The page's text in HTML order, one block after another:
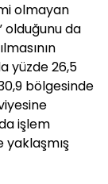
olmayan
olduğunu da
yüzde 26,5
bölgesinde
işlem